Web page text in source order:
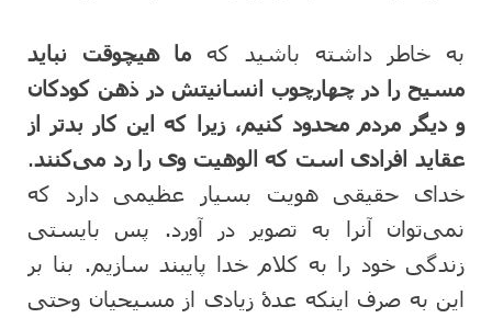
به خاطر داشته باشید که ما هیچوقت نباید
مسیح را در چهارچوب انسانیتش در ذهن کودکان
و دیگر مردم محدود کنیم، زیرا که این کار بدتر از
عقاید افرادی است که الوهیت وی را رد می‌کنند.
خدای حقیقی هویت بسیار عظیمی دارد که
نمی‌توان آنرا به تصویر در آورد. پس بایستی
زندگی خود را به کلام خدا پایبند سازیم. بنا بر
این به صرف اینکه عدۀ زیادی از مسیحیان وحتی